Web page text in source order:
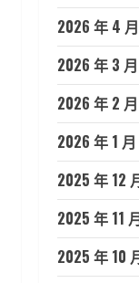
2026 年 4 月
2026 年 3 月
2026 年 2 月
2026 年 1 月
2025 年 12
2025 年 11
2025 年 10